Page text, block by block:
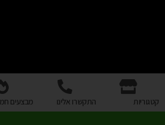
קטגוריות התקשרו אלינו מבצעים